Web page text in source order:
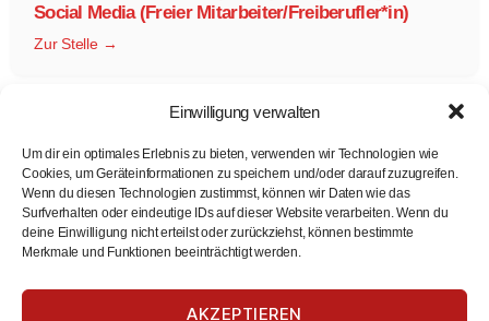
Einwilligung verwalten
Um dir ein optimales Erlebnis zu bieten, verwenden wir Technologien wie
Cookies, um Geräteinformationen zu speichern und/oder darauf zuzugreifen.
Wenn du diesen Technologien zustimmst, können wir Daten wie das
Surfverhalten oder eindeutige IDs auf dieser Website verarbeiten. Wenn du
deine Einwilligung nicht erteilst oder zurückziehst, können bestimmte
Merkmale und Funktionen beeinträchtigt werden.
AKZEPTIEREN
Social Media (Freier Mitarbeiter/Freiberufler*in)
Zur Stelle
Altenheim der Hospitalstiftung zum Heiligen Geist in